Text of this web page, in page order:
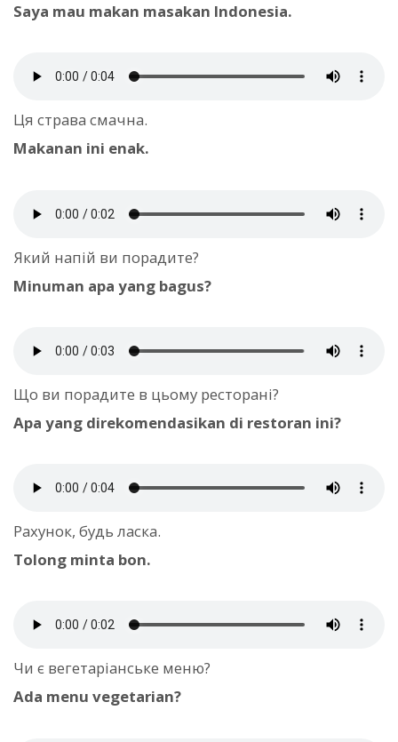
Saya mau makan masakan Indonesia.
Ця страва смачна.
Makanan ini enak.
Який напій ви порадите?
Minuman apa yang bagus?
Що ви порадите в цьому ресторані?
Apa yang direkomendasikan di restoran ini?
Рахунок, будь ласка.
Tolong minta bon.
Чи є вегетаріанське меню?
Ada menu vegetarian?